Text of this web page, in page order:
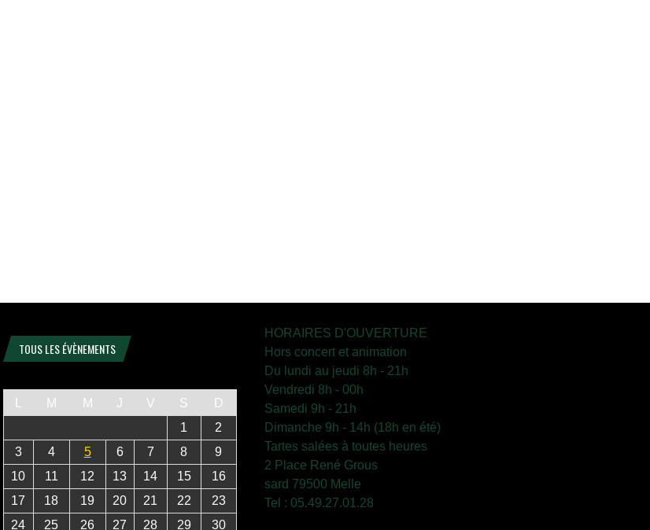
TOUS LES ÉVÈNEMENTS
M M J V S
D
1
2
3
4 5 6 7 8
9
10
11 12 13 14 15
16
17
18 19 20 21 22
23
24
25 26 27 28 29 30
HORAIRES D'OUVERTURE
Hors concert et animation
Du lundi au jeudi 8h - 21h
Vendredi 8h - 00h
Samedi 9h - 21h
Dimanche 9h - 14h (18h en été)
Tartes salées à toutes heures
2 Place René Grous
sard 79500 Melle
Tel : 05.49.27.01.28